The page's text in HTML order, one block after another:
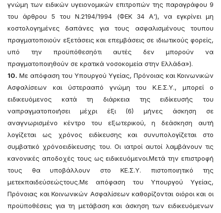
γνώμη των ειδικών υγειονομικών επιτροπών της παραγράφου 9
του άρθρου 5 του Ν.2194/1994 (ΦΕΚ 34 Α'), να εγκρίνει μη
κοστολογημένες δαπάνες για τους ασφαλισμένους τουπου
πραγματοποιούν εξετάσεις και επεμβάσεις σε ιδιωτικούς φορείς,
υπό την προϋπόθεσηότι αυτές δεν μπορούν να
πραγματοποιηθούν σε κρατικά νοσοκομεία στην Ελλάδα»).
10. Με απόφαση του Υπουργού Υγείας, Πρόνοιας και Κοινωνικών
Ασφαλίσεων και ύστερααπό γνώμη του Κ.Ε.Σ.Υ., μπορεί ο
ειδικευόμενος κατά τη διάρκεια της ειδίκευσής του
ναπραγματοποιήσει μέχρι έξι (6) μήνες άσκηση σε
αναγνωρισμένο κέντρο του εξωτερικού, η δεάσκηση αυτή
λογίζεται ως χρόνος ειδίκευσης και συνυπολογίζεται στο
συμβατικό χρόνοειδίκευσης του. Οι ιατροί αυτοί λαμβάνουν τις
κανονικές αποδοχές τους ως ειδικευόμενοι.Μετά την επιστροφή
τους θα υποβάλλουν στο ΚΕ.Σ.Υ. πιστοποιητικό της
μετεκπαιδεύσεώςτους.Με απόφαση του Υπουργού Υγείας,
Πρόνοιας και Κοινωνικών Ασφαλίσεων καθορίζονται οιόροι και οι
προϋποθέσεις για τη μετάβαση και άσκηση των ειδικευόμενων